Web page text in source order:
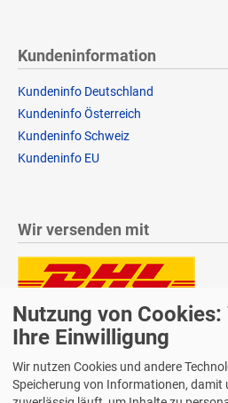
Kundeninformation
Kundeninfo Deutschland
Kundeninfo Österreich
Kundeninfo Schweiz
Kundeninfo EU
Wir versenden mit
Lieferung auch an
Samstagszustellung
Nutzung von
Ihre Einwilligung
Wir nutzen Cookies und andere
Speicherung von Informationen, damit